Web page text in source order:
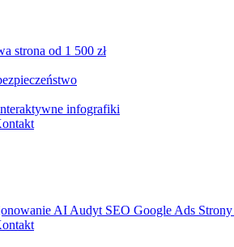
strona od 1 500 zł
infografiki
AI Audyt SEO Google Ads